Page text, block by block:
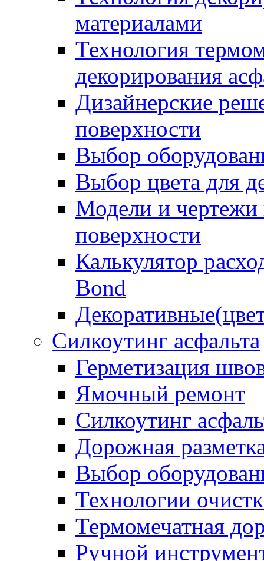
материалами
Технология
декорирования
Дизайнерские
поверхности
Выбор
Выбор цвета для
Модели и чертежи
поверхности
Калькулятор
Bond
Силкоутинг асфальта
Герметизация
Ямочный ремонт
Силкоутинг
Дорожная
Выбор
Технологии
Термомечатная
Ручной